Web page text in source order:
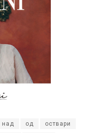
над од оствари